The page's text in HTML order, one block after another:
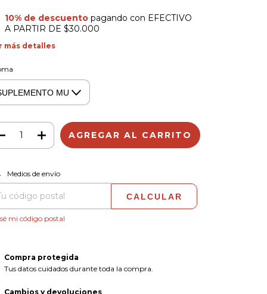
10% de descuentopagando con EFECTIVO
A PARTIR DE $30.000
más detalles
para el CP:
Medios de envío
CALCULAR
mi código postal
Compra protegida
Tus datos cuidados durante toda la compra.
Cambios y devoluciones